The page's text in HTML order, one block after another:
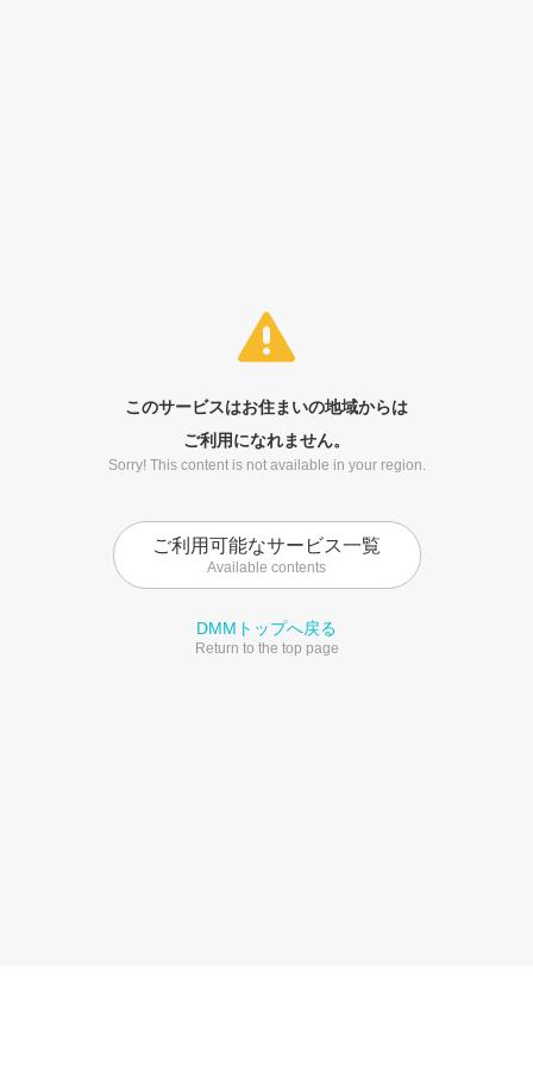
このサービスはお住まいの地域からは
ご利用になれません。
Sorry! This content is not available in your region.
ご利用可能なサービス一覧
Available contents
DMMトップへ戻る
Return to the top page